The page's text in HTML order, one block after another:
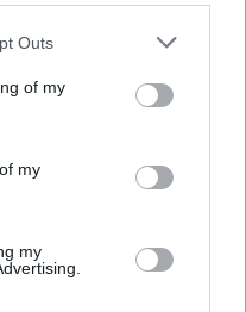
one or more Google
You may click to
its third-party tags to
in below Google
Outs
of my
my
my